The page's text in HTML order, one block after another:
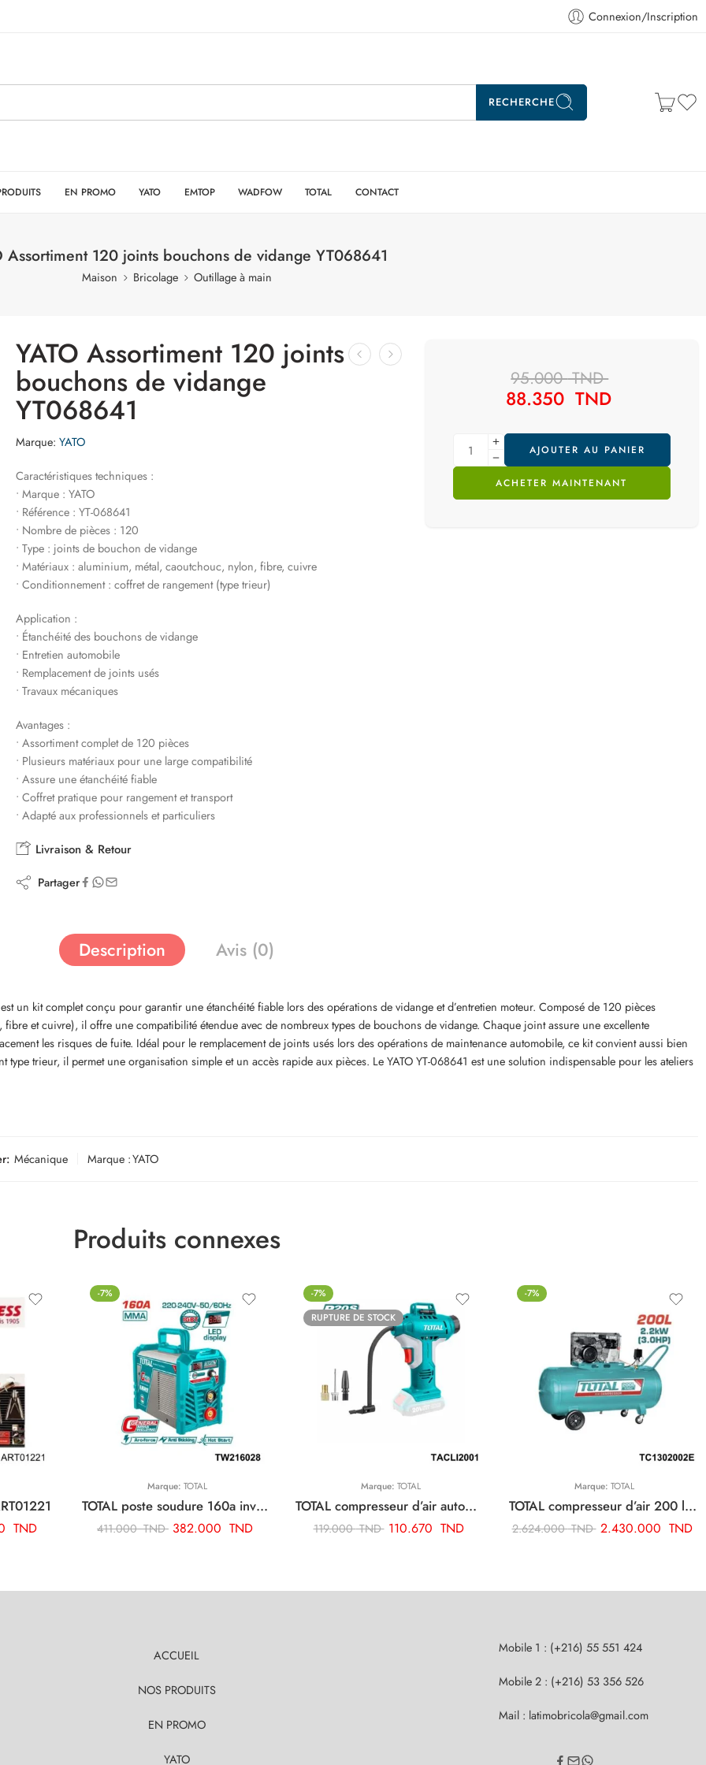
Connexion/Inscription
RECHERCHE
EN PROMO YATO EMTOP WADFOW TOTAL CONTACT
Assortiment 120 joints bouchons de vidange YT068641
Maison Bricolage Outillage à main
YATO Assortiment 120 joints
bouchons de vidange
YT068641
Marque: YATO
Caractéristiques techniques :
• Marque : YATO
• Référence : YT-068641
• Nombre de pièces : 120
• Type : joints de bouchon de vidange
• Matériaux : aluminium, métal, caoutchouc, nylon, fibre, cuivre
• Conditionnement : coffret de rangement (type trieur)
Application :
• Étanchéité des bouchons de vidange
• Entretien automobile
• Remplacement de joints usés
• Travaux mécaniques
Avantages :
• Assortiment complet de 120 pièces
• Plusieurs matériaux pour une large compatibilité
• Assure une étanchéité fiable
• Coffret pratique pour rangement et transport
• Adapté aux professionnels et particuliers
Livraison & Retour
Partager
95.000TND
88.350 TND
AJOUTER AU PANIER
ACHETER MAINTENANT
Description Avis (0)
un kit complet conçu pour garantir une étanchéité fiable lors des opérations de vidange et d’entretien moteur. Composé de 120 pièces
et cuivre), il offre une compatibilité étendue avec de nombreux types de bouchons de vidange. Chaque joint assure une excellente
les risques de fuite. Idéal pour le remplacement de joints usés lors des opérations de maintenance automobile, ce kit convient aussi bien
trieur, il permet une organisation simple et un accès rapide aux pièces. Le YATO YT-068641 est une solution indispensable pour les ateliers
Mécanique Marque :YATO
Produits connexes
TND
-7%
Marque: TOTAL
TOTAL poste soudure 160a inverter TW216028
411.000TND 382.000 TND
-7%
RUPTURE DE STOCK
Marque: TOTAL
TOTAL compresseur d’air automatique sans fil TACLI2001
119.000TND 110.670 TND
-7%
Marque: TOTAL
TOTAL compresseur d’air 200 litre 220v monophase TC1302002E
2.624.000TND 2.430.000 TND
ACCUEIL
NOS PRODUITS
EN PROMO
YATO
Mobile 1 : (+216) 55 551 424
Mobile 2 : (+216) 53 356 526
Mail : latimobricola@gmail.com